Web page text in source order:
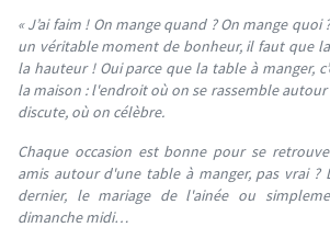
« J’ai faim ! On mange quand ? On mange quoi
un véritable moment de bonheur, il faut que
la hauteur ! Oui parce que la table à manger,
la maison : l'endroit où on se rassemble
discute, où on célèbre.
Chaque occasion est bonne pour se
amis autour d'une table à manger, pas vrai ?
dernier, le mariage de l'ainée ou
dimanche midi…